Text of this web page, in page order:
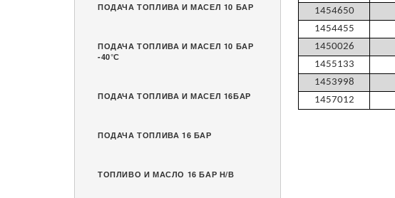
ПОДАЧА ТОПЛИВА И МАСЕЛ 10 БАР
ПОДАЧА ТОПЛИВА И МАСЕЛ 10 БАР
-40°С
ПОДАЧА ТОПЛИВА И МАСЕЛ 16БАР
ПОДАЧА ТОПЛИВА 16 БАР
ТОПЛИВО И МАСЛО 16 БАР Н/В
1454650
1454455
1450026
1455133
1453998
1457012